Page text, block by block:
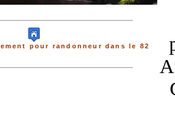
pour randonneur dans le 82